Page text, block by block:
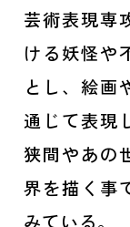
芸術表現専
ける妖怪や
とし、絵画
通じて表現
狭間やあの
界を描く事
みている。